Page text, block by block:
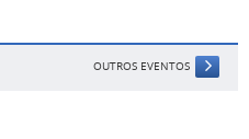
OUTROS EVENTOS